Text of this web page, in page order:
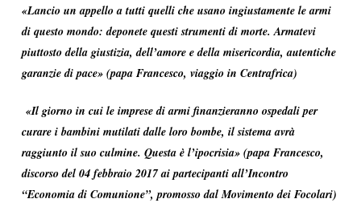
«Lancio un appello a tutti quelli che usano ingiustamente le armi
di questo mondo: deponete questi strumenti di morte. Armatevi
piuttosto della giustizia, dell’amore e della misericordia, autentiche
garanzie di pace» (papa Francesco, viaggio in Centrafrica)
«Il giorno in cui le imprese di armi finanzieranno ospedali per
curare i bambini mutilati dalle loro bombe, il sistema avrà
raggiunto il suo culmine. Questa è l’ipocrisia» (papa Francesco,
discorso del 04 febbraio 2017 ai partecipanti all’Incontro
“Economia di Comunione”, promosso dal Movimento dei Focolari)